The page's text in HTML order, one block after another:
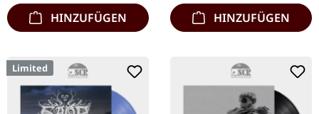
HINZUFÜGEN HINZUFÜGEN
Limited